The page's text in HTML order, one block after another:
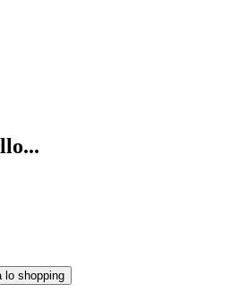
lo shopping